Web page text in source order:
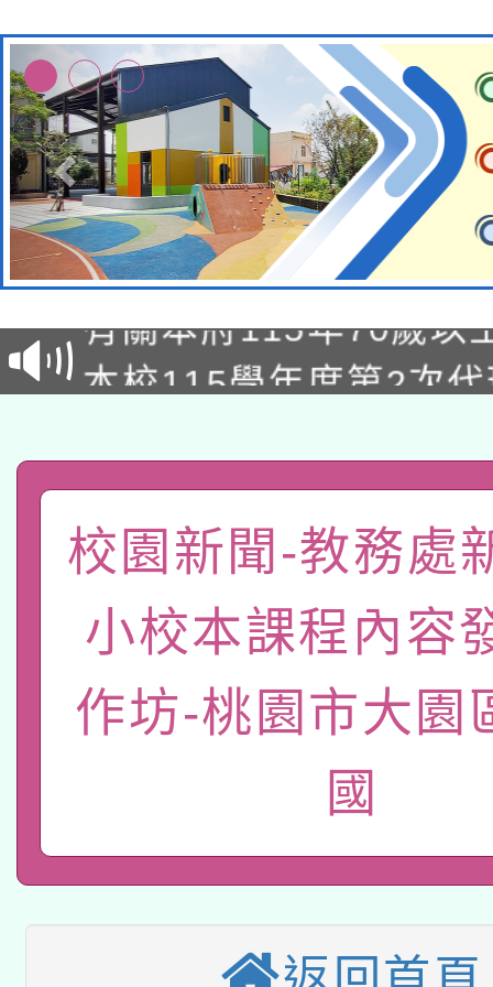
兒童少年暑期犯罪預防
人員健康講座「吃得安
案。
本校115學年度第2次
招)
本館辦理115年度閱讀
暨閱讀推動專業研習
科技賦能─人工智慧
A3數位素養講師名單
「數位內容與教學軟體
pilot」
有關大陸委員會函釋公
業技術研究院辦理「
用水績優單位及節水達
動」
兒童少年暑期犯罪預防
答一案
有關本府115年70歲以
人員健康講座「吃得安
本校115學年度第2次
招甄選結果公告(無人
適應運動共學行動站研
校園新聞-教務處
小校本課程內容
作坊-桃園市大園
國